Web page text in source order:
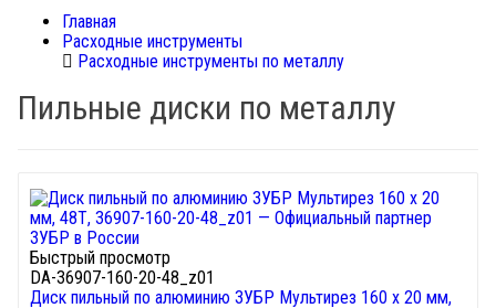
Главная
Расходные инструменты
Расходные инструменты по металлу
Пильные диски по металлу
Быстрый просмотр
DA-36907-160-20-48_z01
Диск пильный по алюминию ЗУБР Мультирез 160 х 20 мм,